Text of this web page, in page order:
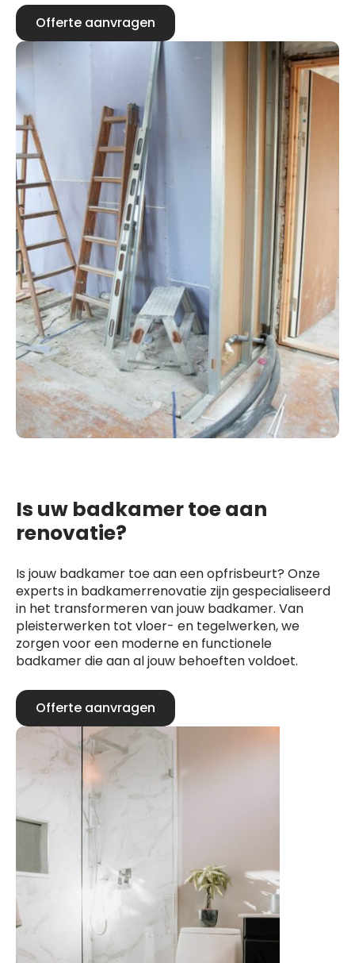
Offerte aanvragen
Is uw badkamer toe aan
renovatie?
Is jouw badkamer toe aan een opfrisbeurt? Onze
experts in badkamerrenovatie zijn gespecialiseerd
in het transformeren van jouw badkamer. Van
pleisterwerken tot vloer- en tegelwerken, we
zorgen voor een moderne en functionele
badkamer die aan al jouw behoeften voldoet.
Offerte aanvragen